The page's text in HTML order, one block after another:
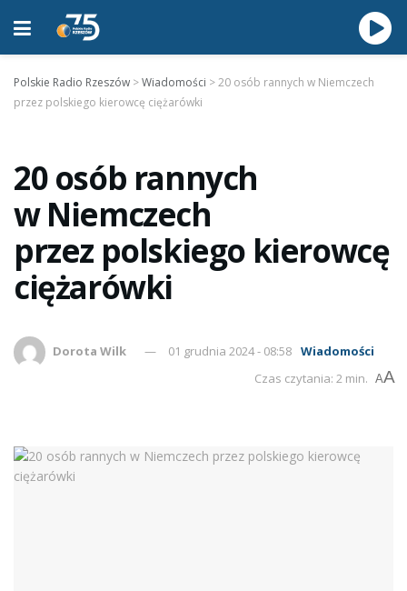
Polskie Radio Rzeszów >Wiadomości >20 osób rannych w Niemczech
przez polskiego kierowcę ciężarówki
20 osób rannych
w Niemczech
przez polskiego kierowcę
ciężarówki
Dorota Wilk 01 grudnia 2024 - 08:58 Wiadomości
Czas czytania: 2 min. AA